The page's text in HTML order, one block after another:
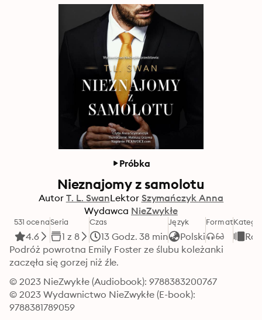
Próbka
Nieznajomy z samolotu
Autor T. L. SwanLektor Szymańczyk Anna
Wydawca NieZwykłe
531 ocena
4.6
Seria
1 z 8
Czas
13 Godz. 38 min
Język
Polski
Format
Podróż powrotna Emily Foster ze ślubu koleżanki
zaczęła się gorzej niż źle.
© 2023 NieZwykłe (Audiobook): 9788383200767
© 2023 Wydawnictwo NieZwykłe (E-book):
9788381789059